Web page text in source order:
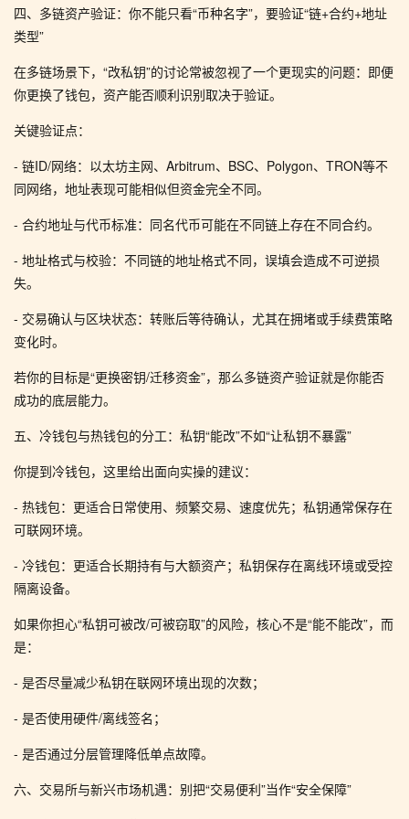
四、多链资产验证：你不能只看“币种名字”，要验证“链+合约+地址
类型”
在多链场景下，“改私钥”的讨论常被忽视了一个更现实的问题：即便
你更换了钱包，资产能否顺利识别取决于验证。
关键验证点：
- 链ID/网络：以太坊主网、Arbitrum、BSC、Polygon、TRON等不
同网络，地址表现可能相似但资金完全不同。
- 合约地址与代币标准：同名代币可能在不同链上存在不同合约。
- 地址格式与校验：不同链的地址格式不同，误填会造成不可逆损
失。
- 交易确认与区块状态：转账后等待确认，尤其在拥堵或手续费策略
变化时。
若你的目标是“更换密钥/迁移资金”，那么多链资产验证就是你能否
成功的底层能力。
五、冷钱包与热钱包的分工：私钥“能改”不如“让私钥不暴露”
你提到冷钱包，这里给出面向实操的建议：
- 热钱包：更适合日常使用、频繁交易、速度优先；私钥通常保存在
可联网环境。
- 冷钱包：更适合长期持有与大额资产；私钥保存在离线环境或受控
隔离设备。
如果你担心“私钥可被改/可被窃取”的风险，核心不是“能不能改”，而
是：
- 是否尽量减少私钥在联网环境出现的次数；
- 是否使用硬件/离线签名；
- 是否通过分层管理降低单点故障。
六、交易所与新兴市场机遇：别把“交易便利”当作“安全保障”